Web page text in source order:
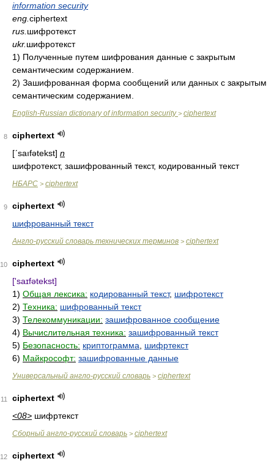
information security
eng. ciphertext
rus. шифротекст
ukr. шифротекст
1) Полученные путем шифрования данные с закрытым
семантическим содержанием.
2) Зашифрованная форма сообщений или данных с закрытым
семантическим содержанием.
English-Russian dictionary of information security> ciphertext
8
ciphertext
[ʹsaıfətekst] n
шифротекст, зашифрованный текст, кодированный текст
НБАРС > ciphertext
9
ciphertext
шифрованный текст
Англо-русский словарь технических терминов > ciphertext
10
ciphertext
['saɪfətekst]
1) Общая лексика: кодированный текст, шифротекст
2) Техника: шифрованный текст
3) Телекоммуникации: зашифрованное сообщение
4) Вычислительная техника: зашифрованный текст
5) Безопасность: криптограмма
шифртекст
6) Майкрософт: зашифрованные данные
Универсальный англо-русский словарь > ciphertext
11
ciphertext
<08> шифртекст
Сборный англо-русский словарь > ciphertext
12 ciphertext